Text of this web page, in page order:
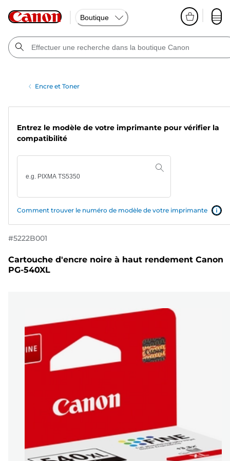
Boutique
Encre et Toner
Entrez le modèle de votre imprimante pour vérifier la
compatibilité
Comment trouver le numéro de modèle de votre imprimante
#5222B001
Cartouche d'encre noire à haut rendement Canon
PG-540XL